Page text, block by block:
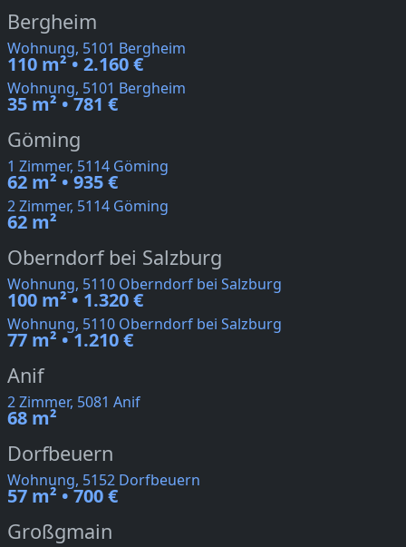
Bergheim
Wohnung, 5101 Bergheim
110 m² • 2.160 €
Wohnung, 5101 Bergheim
35 m² • 781 €
Göming
1 Zimmer, 5114 Göming
62 m² • 935 €
2 Zimmer, 5114 Göming
62 m²
Oberndorf bei Salzburg
Wohnung, 5110 Oberndorf bei Salzburg
100 m² • 1.320 €
Wohnung, 5110 Oberndorf bei Salzburg
77 m² • 1.210 €
Anif
2 Zimmer, 5081 Anif
68 m²
Dorfbeuern
Wohnung, 5152 Dorfbeuern
57 m² • 700 €
Großgmain